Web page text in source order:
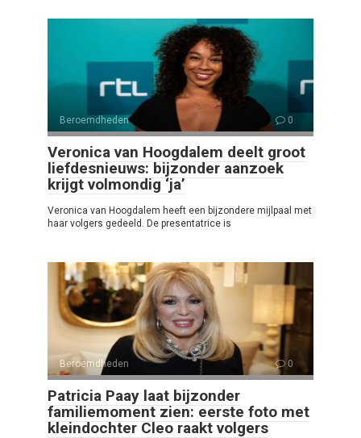
Beroemdheden 0
Veronica van Hoogdalem deelt groot
liefdesnieuws: bijzonder aanzoek
krijgt volmondig ‘ja’
Veronica van Hoogdalem heeft een bijzondere mijlpaal met
haar volgers gedeeld. De presentatrice is
Beroemdheden 0
Patricia Paay laat bijzonder
familiemoment zien: eerste foto met
kleindochter Cleo raakt volgers